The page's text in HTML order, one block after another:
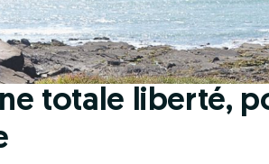
totale liberté,